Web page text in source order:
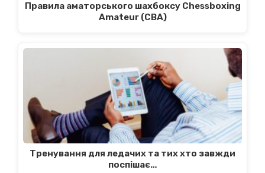
Правила аматорського шахбоксу Chessboxing
Amateur (CBA)
Тренування для ледачих та тих хто завжди
поспішає…